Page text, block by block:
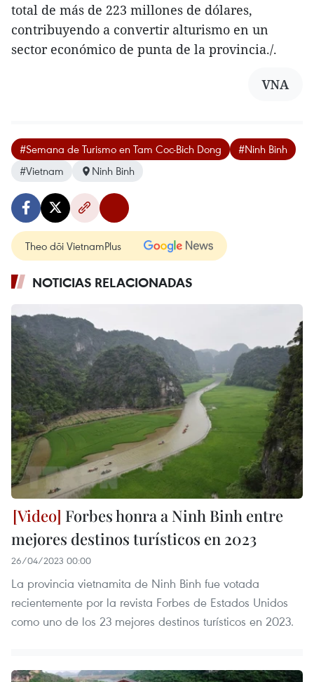
total de más de 223 millones de dólares,
contribuyendo a convertir alturismo en un
sector económico de punta de la provincia./.
VNA
#Semana de Turismo en Tam Coc-Bich Dong
#Ninh Binh
#Vietnam
Ninh Binh
Theo dõi VietnamPlus
NOTICIAS RELACIONADAS
Forbes honra a Ninh Binh entre
mejores destinos turísticos en 2023
26/04/2023 00:00
La provincia vietnamita de Ninh Binh fue votada
recientemente por la revista Forbes de Estados Unidos
como uno de los 23 mejores destinos turísticos en 2023.